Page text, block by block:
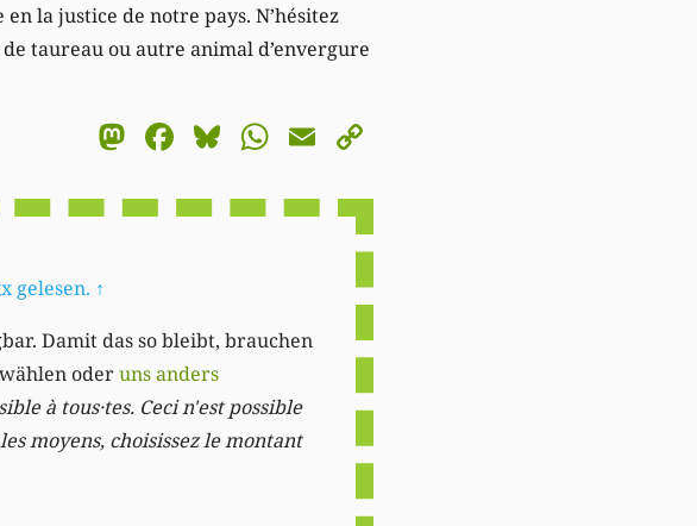
la justice de notre pays. N’hésitez
taureau ou autre animal d’envergure
Mastodon
Facebook
Bluesky
WhatsApp
Email
gelesen. ↑
Damit das so bleibt, brauchen
oderuns anders
à tous·tes. Ceci n'est possible
moyens, choisissez le montant